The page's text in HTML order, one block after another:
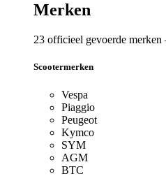
Merken
23 officieel gevoerde
Scootermerken
Vespa
Piaggio
Peugeot
Kymco
SYM
AGM
BTC